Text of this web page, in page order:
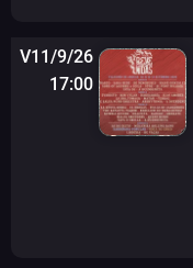
V11/9/26
17:00